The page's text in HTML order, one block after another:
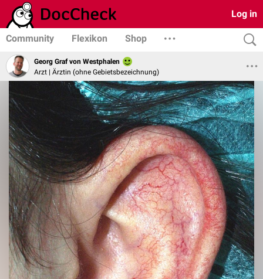
Log in
Community Flexikon Shop
Georg Graf von Westphalen
Arzt | Ärztin (ohne Gebietsbezeichnung)